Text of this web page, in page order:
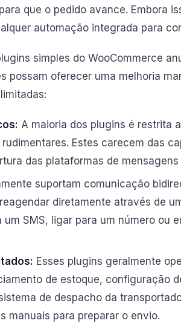
que o pedido avance. Embora
automação integrada para
simples do WooCommerce
possam oferecer uma melhoria
A maioria dos plugins é restrita
Estes carecem das
das plataformas de mensagens
suportam comunicação
diretamente através de
SMS, ligar para um número ou
Esses plugins geralmente
de estoque, configuração
de despacho da
manuais para preparar o envio.